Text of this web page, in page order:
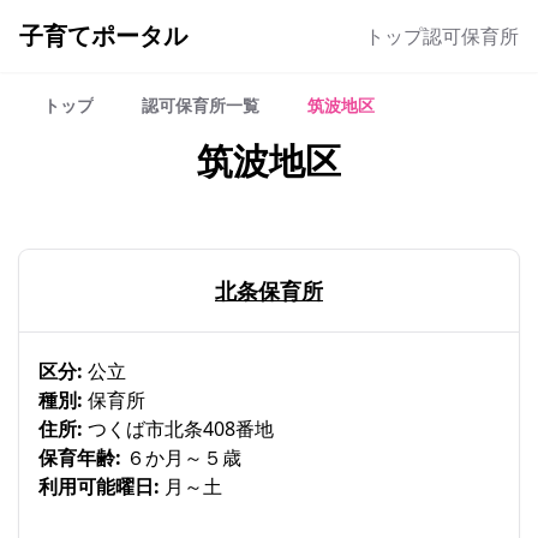
子育てポータル トップ認可保育所
トップ 認可保育所一覧 筑波地区
筑波地区
北条保育所
区分: 公立
種別: 保育所
住所: つくば市北条408番地
保育年齢: ６か月～５歳
利用可能曜日: 月～土